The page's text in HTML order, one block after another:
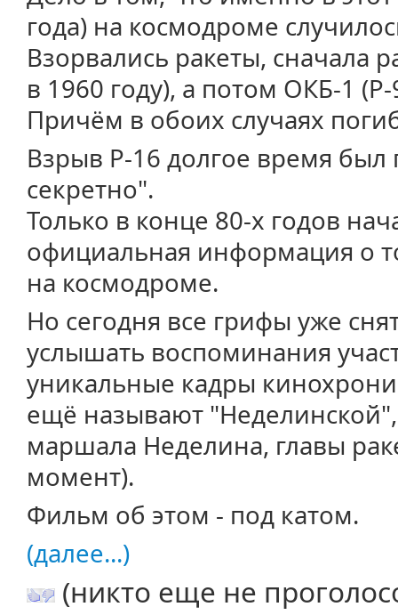
года) на космодроме
Взорвались ракеты, сначала
в 1960 году), а потом ОКБ-1
Причём в обоих случаях
Взрыв Р-16 долгое время
секретно".
Только в конце 80-х годов
официальная информация о
на космодроме.
Но сегодня все грифы уже
услышать воспоминания
уникальные кадры
ещё называют
маршала Неделина, главы
момент).
Фильм об этом - под катом.
(далее...)
(никто еще не